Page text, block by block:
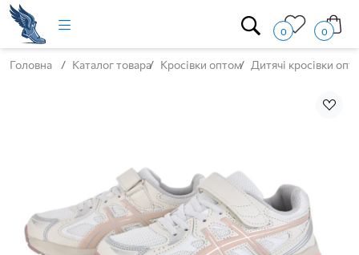
0 0
Головна Каталог товара Кросівки оптом Дитячі кросівки